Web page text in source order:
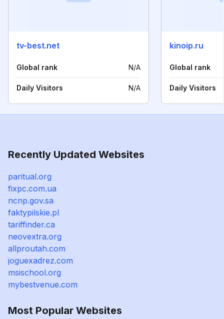
tv-best.net
Global rank N/A
Daily Visitors N/A
kinoip.ru
Global rank
Daily Visitors
Recently Updated Websites
paritual.org
fixpc.com.ua
ncnp.gov.sa
faktypilskie.pl
tariffinder.ca
neovextra.org
allproutah.com
joguexadrez.com
msischool.org
mybestvenue.com
Most Popular Websites